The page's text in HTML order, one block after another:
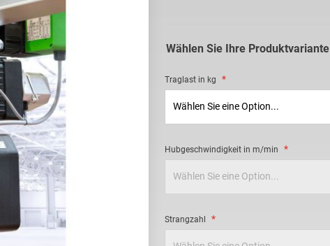
Wählen Sie Ihre Produktvariante
Traglast in kg
Hubgeschwindigkeit in m/min
Strangzahl